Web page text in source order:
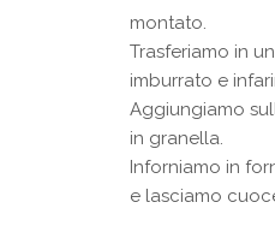
montato.
Trasferiamo in
imburrato e
Aggiungiamo
in granella.
Inforniamo in
e lasciamo